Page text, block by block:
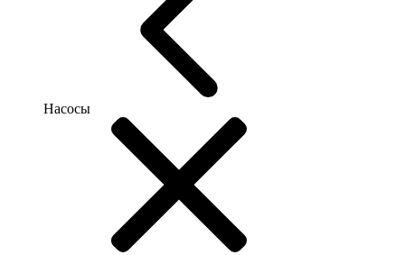
Насосы